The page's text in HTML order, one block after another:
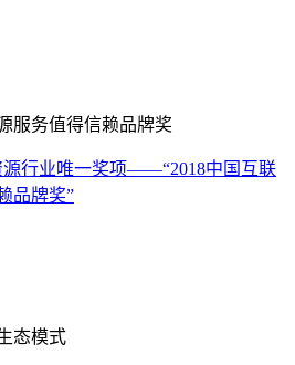
服务值得信赖品牌奖
行业唯一奖项——“2018中国互联
品牌奖”
态模式